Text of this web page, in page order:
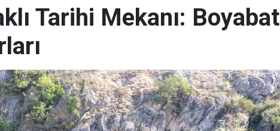
Tarihi Mekanı: Boyabat